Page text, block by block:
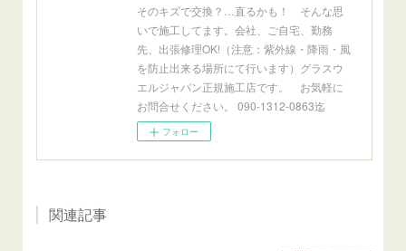
そのキズで交換？…直るかも！ そんな思
いで施工してます。会社、ご自宅、勤務
先、出張修理OK!（注意：紫外線・降雨・風
を防止出来る場所にて行います）グラスウ
エルジャパン正規施工店です。 お気軽に
お問合せください。 090-1312-0863迄
フォロー
関連記事